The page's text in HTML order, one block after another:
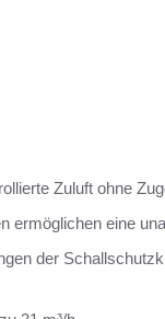
Zuluft ohne
ermöglichen eine
der